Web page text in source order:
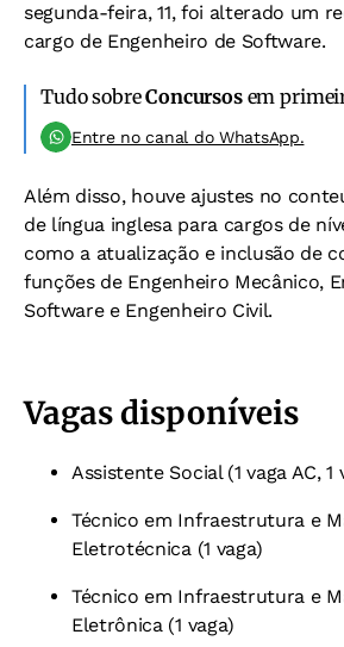
segunda-feira, 11, foi alterado um
cargo de Engenheiro de Software.
Tudo sobreConcursosem
Entre no canal do WhatsApp.
Além disso, houve ajustes no
de língua inglesa para cargos de
como a atualização e inclusão de
funções de Engenheiro Mecânico,
Software e Engenheiro Civil.
Vagas disponíveis
Assistente Social (1 vaga AC, 1
Técnico em Infraestrutura e
Eletrotécnica (1 vaga)
Técnico em Infraestrutura e
Eletrônica (1 vaga)